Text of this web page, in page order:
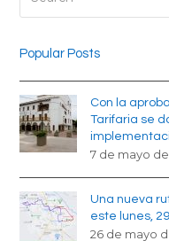
Popular Posts
Con la
Tarifaria se
7 de mayo de
Una nueva
este lunes,
26 de mayo